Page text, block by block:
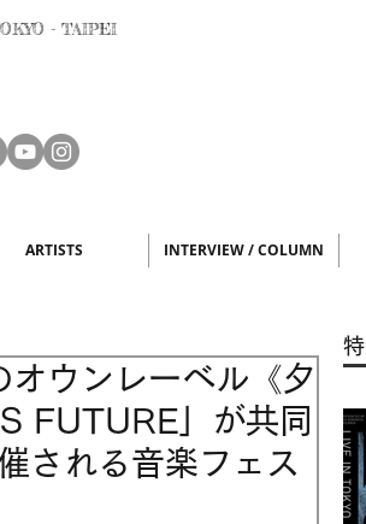
- TAIPEI
ARTISTS INTERVIEW / COLUMN
ウンレーベル《夕
FUTURE」が共同
される音楽フェス